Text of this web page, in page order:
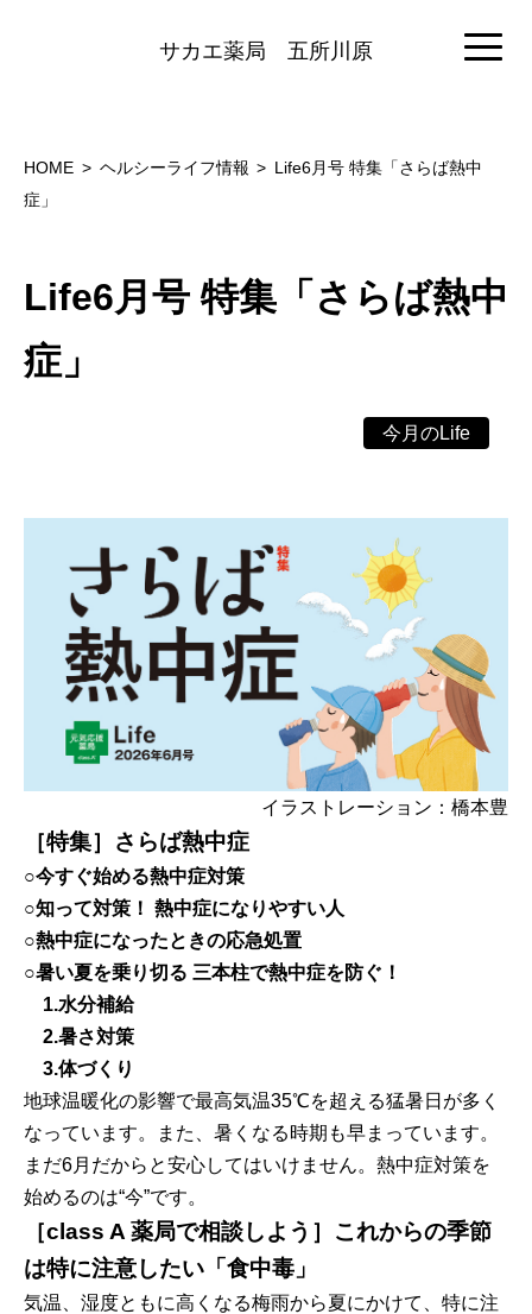
サカエ薬局 五所川原
HOME ヘルシーライフ情報
Life6月号 特集「さらば熱中
症」
Life6月号 特集「さらば熱中
症」
今月のLife
イラストレーション：橋本豊
［特集］さらば熱中症
○今すぐ始める熱中症対策
○知って対策！ 熱中症になりやすい人
○熱中症になったときの応急処置
○暑い夏を乗り切る 三本柱で熱中症を防ぐ！
1.水分補給
2.暑さ対策
3.体づくり
地球温暖化の影響で最高気温35℃を超える猛暑日が多く
なっています。また、暑くなる時期も早まっています。
まだ6月だからと安心してはいけません。熱中症対策を
始めるのは“今”です。
［class A 薬局で相談しよう］これからの季節
は特に注意したい「食中毒」
気温、湿度ともに高くなる梅雨から夏にかけて、特に注